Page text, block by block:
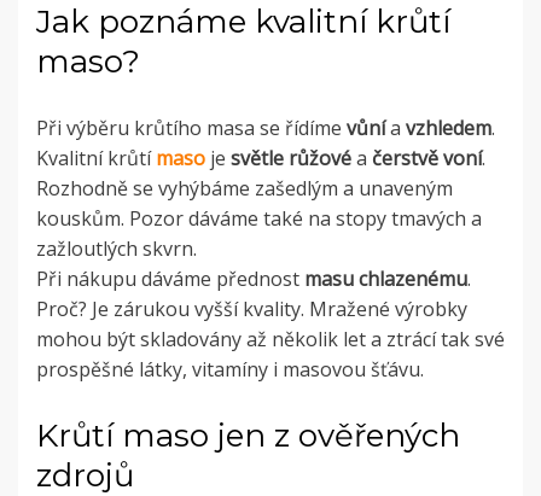
Jak poznáme kvalitní krůtí
maso?
Při výběru krůtího masa se řídíme vůnía vzhledem.
Kvalitní krůtímaso je světle růžovéa čerstvě voní.
Rozhodně se vyhýbáme zašedlým a unaveným
kouskům. Pozor dáváme také na stopy tmavých a
zažloutlých skvrn.
Při nákupu dáváme přednost masu chlazenému.
Proč? Je zárukou vyšší kvality. Mražené výrobky
mohou být skladovány až několik let a ztrácí tak své
prospěšné látky, vitamíny i masovou šťávu.
Krůtí maso jen z ověřených
zdrojů